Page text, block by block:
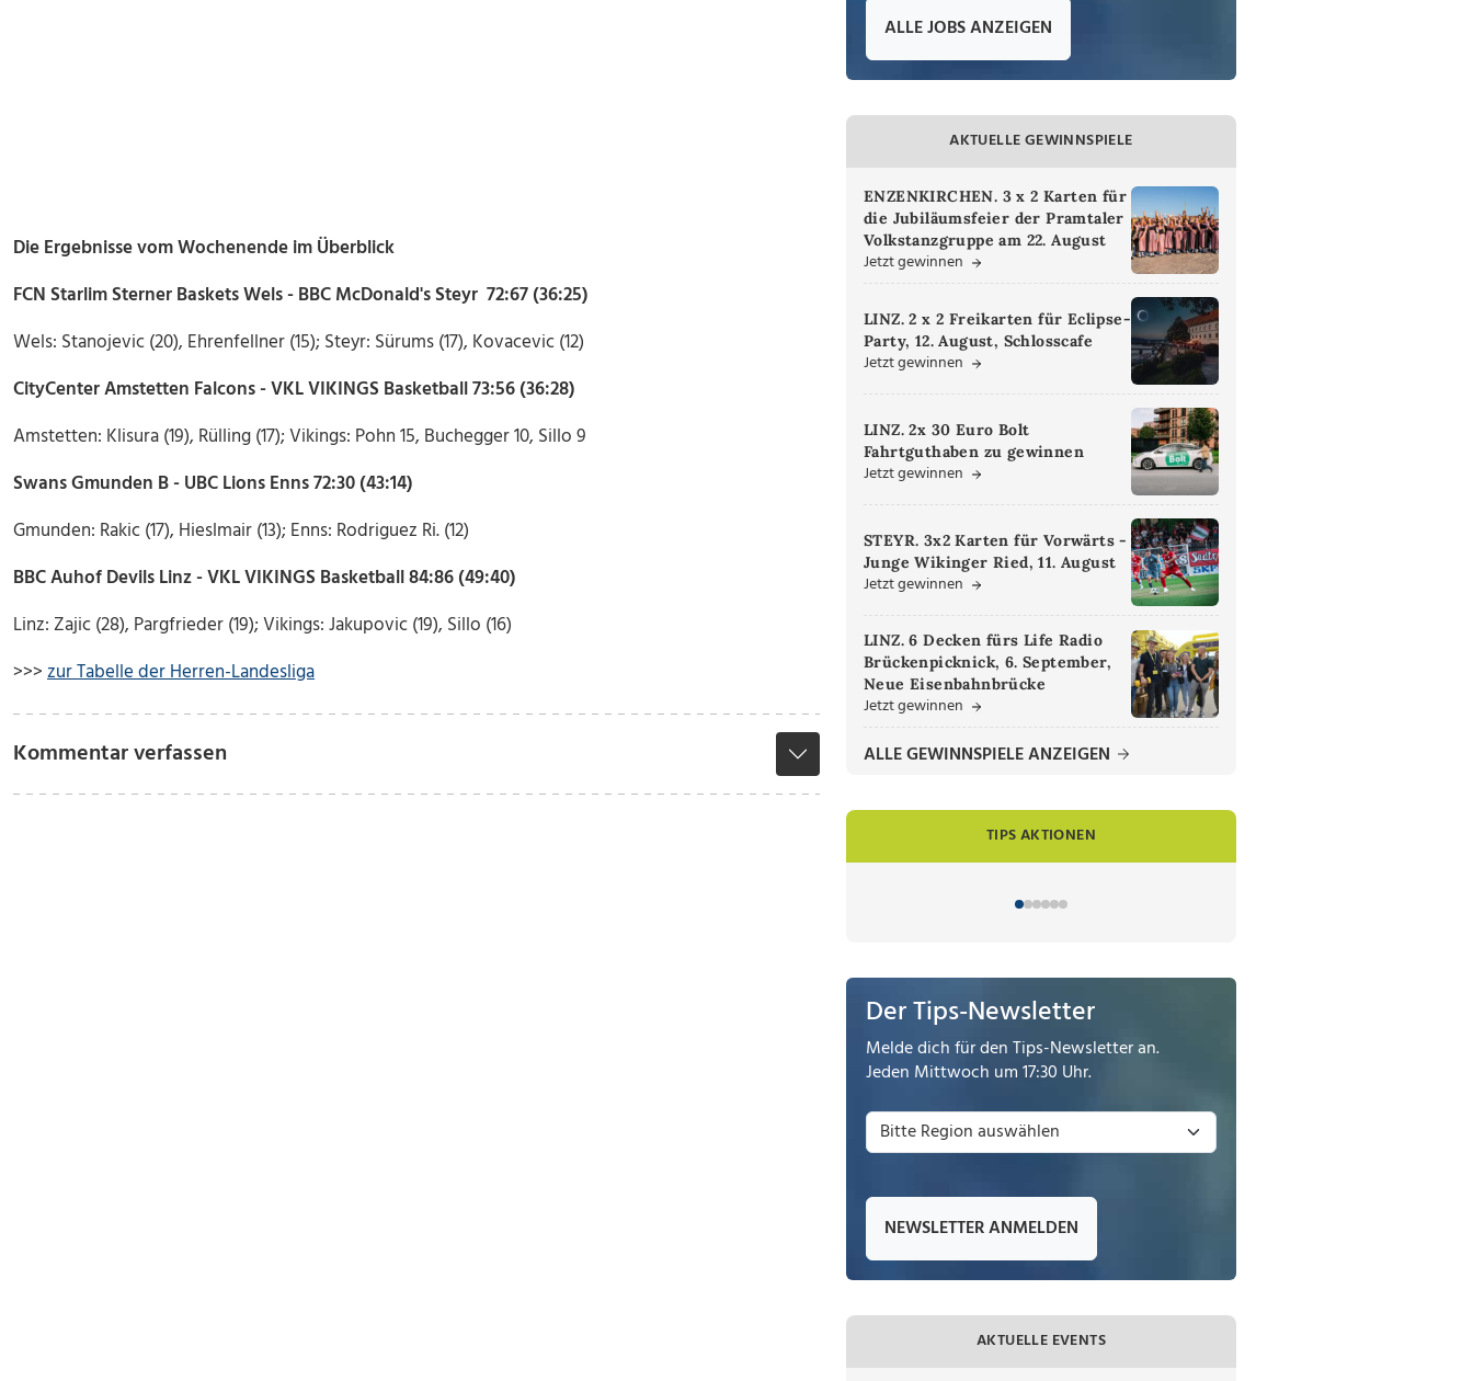
Die Ergebnisse vom Wochenende im Überblick
FCN Starlim Sterner Baskets Wels - BBC McDonald's Steyr 72:67 (36:25)
Wels: Stanojevic (20), Ehrenfellner (15); Steyr: Sürums (17), Kovacevic (12)
CityCenter Amstetten Falcons - VKL VIKINGS Basketball 73:56 (36:28)
Amstetten: Klisura (19), Rülling (17); Vikings: Pohn 15, Buchegger 10, Sillo 9
Swans Gmunden B - UBC Lions Enns 72:30 (43:14)
Gmunden: Rakic (17), Hieslmair (13); Enns: Rodriguez Ri. (12)
BBC Auhof Devils Linz - VKL VIKINGS Basketball 84:86 (49:40)
Linz: Zajic (28), Pargfrieder (19); Vikings: Jakupovic (19), Sillo (16)
>>>zur Tabelle der Herren-Landesliga
Kommentar verfassen
ALLE JOBS ANZEIGEN
AKTUELLE GEWINNSPIELE
ENZENKIRCHEN. 3 x 2 Karten für
die Jubiläumsfeier der Pramtaler
Volkstanzgruppe am 22. August
Jetzt gewinnen
LINZ. 2 x 2 Freikarten für Eclipse-
Party, 12. August, Schlosscafe
Jetzt gewinnen
LINZ. 2x 30 Euro Bolt
Fahrtguthaben zu gewinnen
Jetzt gewinnen
STEYR. 3x2 Karten für Vorwärts -
Junge Wikinger Ried, 11. August
Jetzt gewinnen
LINZ. 6 Decken fürs Life Radio
Brückenpicknick, 6. September,
Neue Eisenbahnbrücke
Jetzt gewinnen
ALLE GEWINNSPIELE ANZEIGEN
TIPS AKTIONEN
Der Tips-Newsletter
Melde dich für den Tips-Newsletter an.
Jeden Mittwoch um 17:30 Uhr.
NEWSLETTER ANMELDEN
AKTUELLE EVENTS